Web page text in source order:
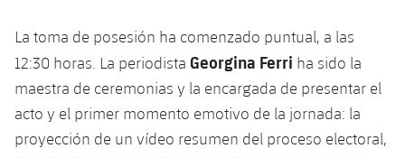
SUB10 B
SUB9 B
Fotos
Historia
Infantil A
Infantil B
Mini
Entradas
Resultados
Clasificaciones
Calendario
Resultados
Clasificaciones
Actualidad
Juvenil
Cadete A
PLUSICON
MÁS
Primer equipo
plusicon
más
Actualidad
Barça Atlètic
plusicon
más
La toma de posesión ha comenzado puntual, a las
12:30 horas. La periodista Georgina Ferri ha sido la
maestra de ceremonias y la encargada de presentar el
acto y el primer momento emotivo de la jornada: la
proyección de un vídeo resumen del proceso electoral,